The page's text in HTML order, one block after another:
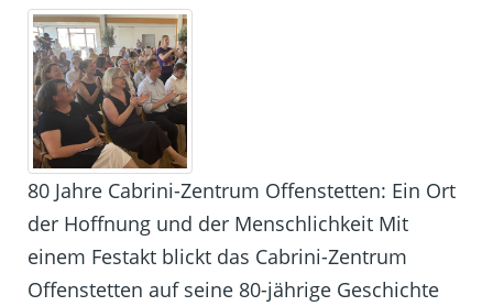
80 Jahre Cabrini-Zentrum Offenstetten: Ein Ort
der Hoffnung und der Menschlichkeit Mit
einem Festakt blickt das Cabrini-Zentrum
Offenstetten auf seine 80-jährige Geschichte